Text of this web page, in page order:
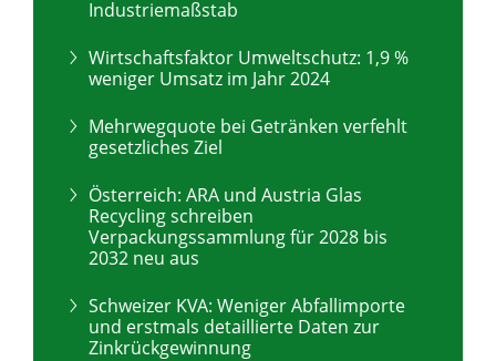
Industriemaßstab
Wirtschaftsfaktor Umweltschutz: 1,9 %
weniger Umsatz im Jahr 2024
Mehrwegquote bei Getränken verfehlt
gesetzliches Ziel
Österreich: ARA und Austria Glas
Recycling schreiben
Verpackungssammlung für 2028 bis
2032 neu aus
Schweizer KVA: Weniger Abfallimporte
und erstmals detaillierte Daten zur
Zinkrückgewinnung